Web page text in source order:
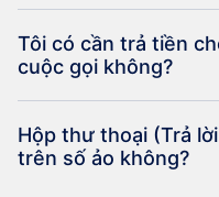
Tôi có cần trả tiền
cuộc gọi không?
Hộp thư thoại (Trả
trên số ảo không?